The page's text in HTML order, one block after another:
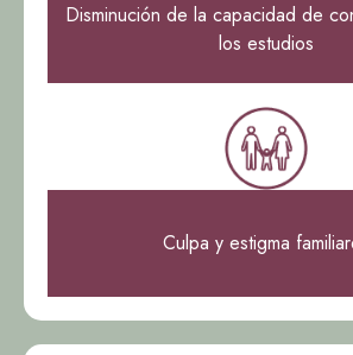
Disminución de la capacidad de
los estudios
Culpa y estigma